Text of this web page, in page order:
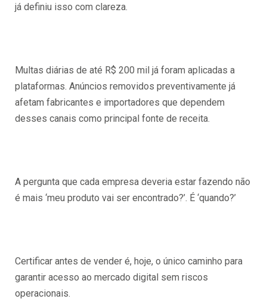
já definiu isso com clareza.
Multas diárias de até R$ 200 mil já foram aplicadas a
plataformas. Anúncios removidos preventivamente já
afetam fabricantes e importadores que dependem
desses canais como principal fonte de receita.
A pergunta que cada empresa deveria estar fazendo não
é mais ‘meu produto vai ser encontrado?’. É ‘quando?’
Certificar antes de vender é, hoje, o único caminho para
garantir acesso ao mercado digital sem riscos
operacionais.